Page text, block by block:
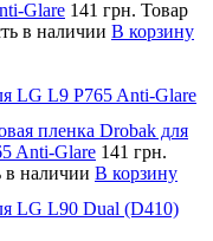
Glare 141 грн. Товар
в наличии В корзину
LG L9 P765 Anti-Glare
пленка Drobak для
Anti-Glare 141 грн.
в наличии В корзину
LG L90 Dual (D410)